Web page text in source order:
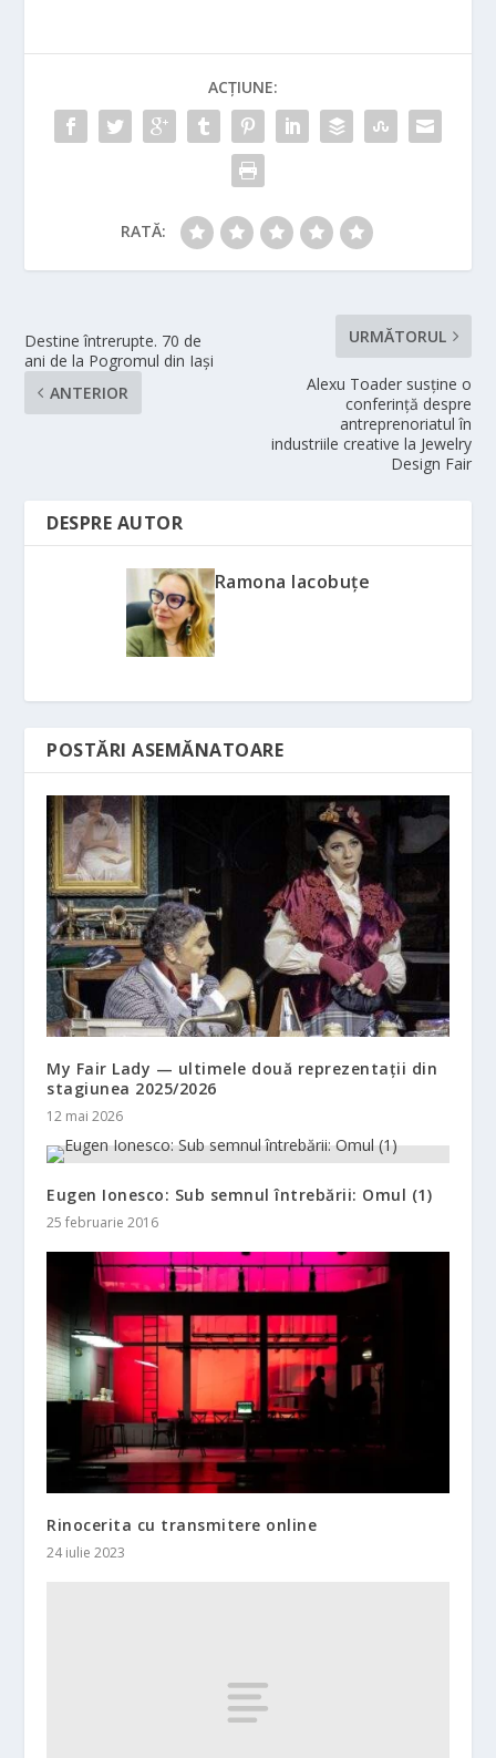
ACȚIUNE:
RATĂ:
Destine întrerupte. 70 de
ani de la Pogromul din Iași
ANTERIOR
URMĂTORUL
Alexu Toader susține o
conferință despre
antreprenoriatul în
industriile creative la Jewelry
Design Fair
DESPRE AUTOR
Ramona Iacobuțe
POSTĂRI ASEMĂNATOARE
My Fair Lady — ultimele două reprezentații din
stagiunea 2025/2026
12 mai 2026
Eugen Ionesco: Sub semnul întrebării: Omul (1)
25 februarie 2016
Rinocerita cu transmitere online
24 iulie 2023